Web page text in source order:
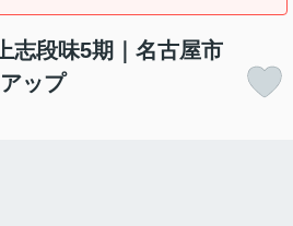
志段味5期｜名古屋市
ップ